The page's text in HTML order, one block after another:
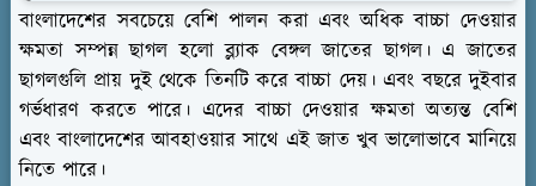
বাংলাদেশের সবচেয়ে বেশি পালন করা এবং অধিক বাচ্চা দেওয়ার
ক্ষমতা সম্পন্ন ছাগল হলো ব্ল্যাক বেঙ্গল জাতের ছাগল। এ জাতের
ছাগলগুলি প্রায় দুই থেকে তিনটি করে বাচ্চা দেয়। এবং বছরে দুইবার
গর্ভধারণ করতে পারে। এদের বাচ্চা দেওয়ার ক্ষমতা অত্যন্ত বেশি
এবং বাংলাদেশের আবহাওয়ার সাথে এই জাত খুব ভালোভাবে মানিয়ে
নিতে পারে।